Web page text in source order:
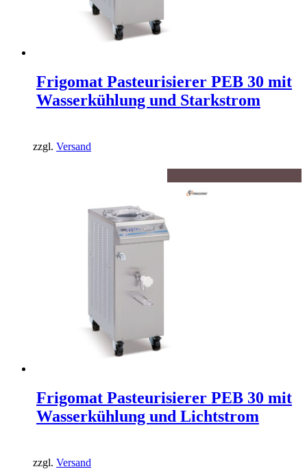
Frigomat Pasteurisierer PEB 30 mit
Wasserkühlung und Starkstrom
zzgl. Versand
Frigomat Pasteurisierer PEB 30 mit
Wasserkühlung und Lichtstrom
zzgl. Versand